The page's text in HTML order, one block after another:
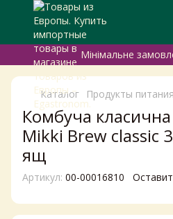
Мінімальне
Каталог Продукты питания
Комбуча
Mikki Brew classic
ящ
Артикул: 00-00016810